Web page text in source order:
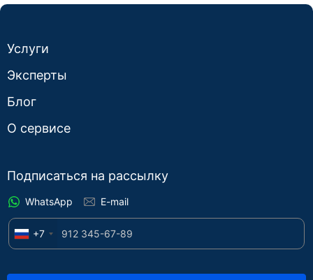
Услуги
Эксперты
Блог
О сервисе
Подписаться на рассылку
WhatsApp E-mail
+7